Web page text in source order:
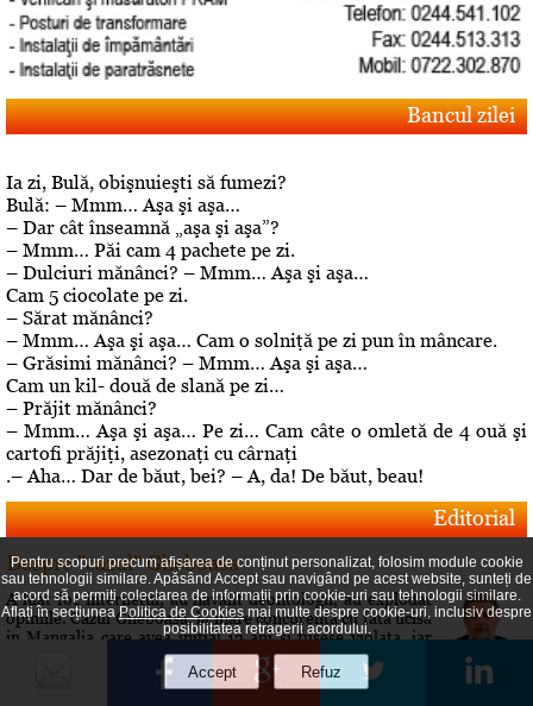
Bancul zilei
Ia zi, Bulă, obişnuieşti să fumezi?
Bulă: – Mmm… Aşa şi aşa…
– Dar cât înseamnă „aşa şi aşa”?
– Mmm… Păi cam 4 pachete pe zi.
– Dulciuri mănânci? – Mmm… Aşa şi aşa…
Cam 5 ciocolate pe zi.
– Sărat mănânci?
– Mmm… Aşa şi aşa… Cam o solniţă pe zi pun în mâncare.
– Grăsimi mănânci? – Mmm… Aşa şi aşa…
Cam un kil- două de slană pe zi…
– Prăjit mănânci?
– Mmm… Aşa şi aşa… Pe zi… Cam câte o omletă de 4 ouă şi
cartofi prăjiţi, asezonaţi cu cârnaţi
.– Aha… Dar de băut, bei? – A, da! De băut, beau!
Editorial
Despre "cazul" Gheboasa
A luat foc internetul, au navalit deontologii, au explodat
opiniile. Cazul Gheboasa, la mare concurenta cu fata ucisa
in Mangalia care avea initial 12 ani si fusese violata, iar
apoi 18 si ucisa de colega de camera In fapt, un produs al
gradului de cultura aferent unor concetateni, domnul cu
pricina a fost lasat sa evolueze intr-o siluire a...
Pentru scopuri precum afișarea de conținut personalizat, folosim module cookie
sau tehnologii similare. Apăsând Accept sau navigând pe acest website, sunteți de
acord să permiți colectarea de informații prin cookie-uri sau tehnologii similare.
Aflați în secțiuneaPolitica de Cookiesmai multe despre cookie-uri, inclusiv despre
posibilitatea retragerii acordului.